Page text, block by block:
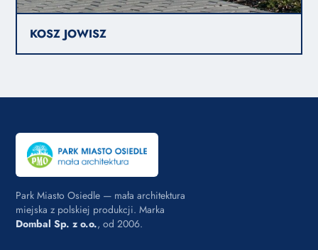
KOSZ JOWISZ
Park Miasto Osiedle — mała architektura
miejska z polskiej produkcji. Marka
Dombal Sp. z o.o., od 2006.